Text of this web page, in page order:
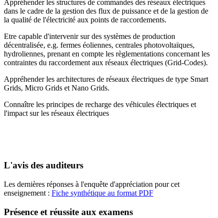
Appréhender les structures de commandes des réseaux électriques
dans le cadre de la gestion des flux de puissance et de la gestion de
la qualité de l'électricité aux points de raccordements.
Etre capable d'intervenir sur des systèmes de production
décentralisée, e.g. fermes éoliennes, centrales photovoltaïques,
hydroliennes, prenant en compte les règlementations concernant les
contraintes du raccordement aux réseaux électriques (Grid-Codes).
Appréhender les architectures de réseaux électriques de type Smart
Grids, Micro Grids et Nano Grids.
Connaître les principes de recharge des véhicules électriques et
l'impact sur les réseaux électriques
L'avis des auditeurs
Les dernières réponses à l'enquête d'appréciation pour cet
enseignement : Fiche synthétique au format PDF
Présence et réussite aux examens